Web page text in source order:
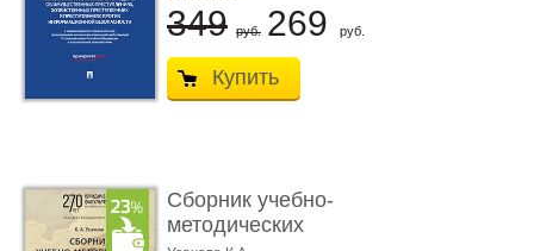
349 руб. 269 руб.
Купить
Сборник учебно-
методических